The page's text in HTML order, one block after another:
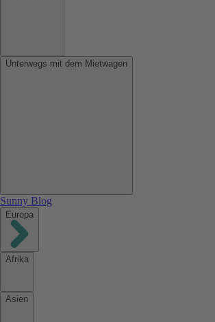
Unterwegs mit dem Mietwagen
Sunny Blog
Europa
Afrika
Asien